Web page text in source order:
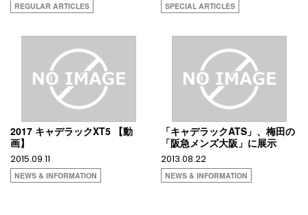
REGULAR ARTICLES SPECIAL ARTICLES
2017 キャデラックXT5 【動
画】
2015.09.11
NEWS & INFORMATION
「キャデラックATS」、梅田の
「阪急メンズ大阪」に展示
2013.08.22
NEWS & INFORMATION